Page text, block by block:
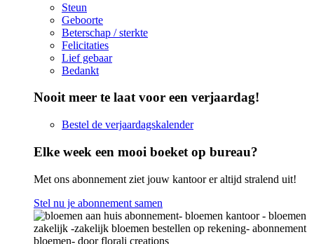
Steun
Geboorte
Beterschap / sterkte
Felicitaties
Lief gebaar
Bedankt
Nooit meer te laat voor een verjaardag!
Bestel de verjaardagskalender
Elke week een mooi boeket op bureau?
Met ons abonnement ziet jouw kantoor er altijd stralend uit!
Stel nu je abonnement samen